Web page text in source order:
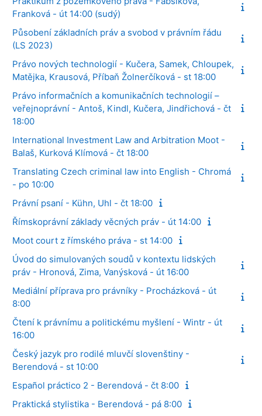
Franková - út 14:00 (sudý)
Působení základních práv a svobod v právním řádu
(LS 2023)
Právo nových technologií - Kučera, Samek, Chloupek,
Matějka, Krausová, Příbaň Žolnerčíková - st 18:00
Právo informačních a komunikačních technologií –
veřejnoprávní - Antoš, Kindl, Kučera, Jindřichová - čt
18:00
International Investment Law and Arbitration Moot -
Balaš, Kurková Klímová - čt 18:00
Translating Czech criminal law into English - Chromá
- po 10:00
Právní psaní - Kühn, Uhl - čt 18:00
Římskoprávní základy věcných práv - út 14:00
Moot court z římského práva - st 14:00
Úvod do simulovaných soudů v kontextu lidských
práv - Hronová, Zima, Vanýsková - út 16:00
Mediální příprava pro právníky - Procházková - út
8:00
Čtení k právnímu a politickému myšlení - Wintr - út
16:00
Český jazyk pro rodilé mluvčí slovenštiny -
Berendová - st 10:00
Español práctico 2 - Berendová - čt 8:00
Praktická stylistika - Berendová - pá 8:00